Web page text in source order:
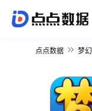
点点数据 梦